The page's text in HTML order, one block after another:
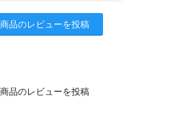
品のレビューを投稿
品のレビューを投稿